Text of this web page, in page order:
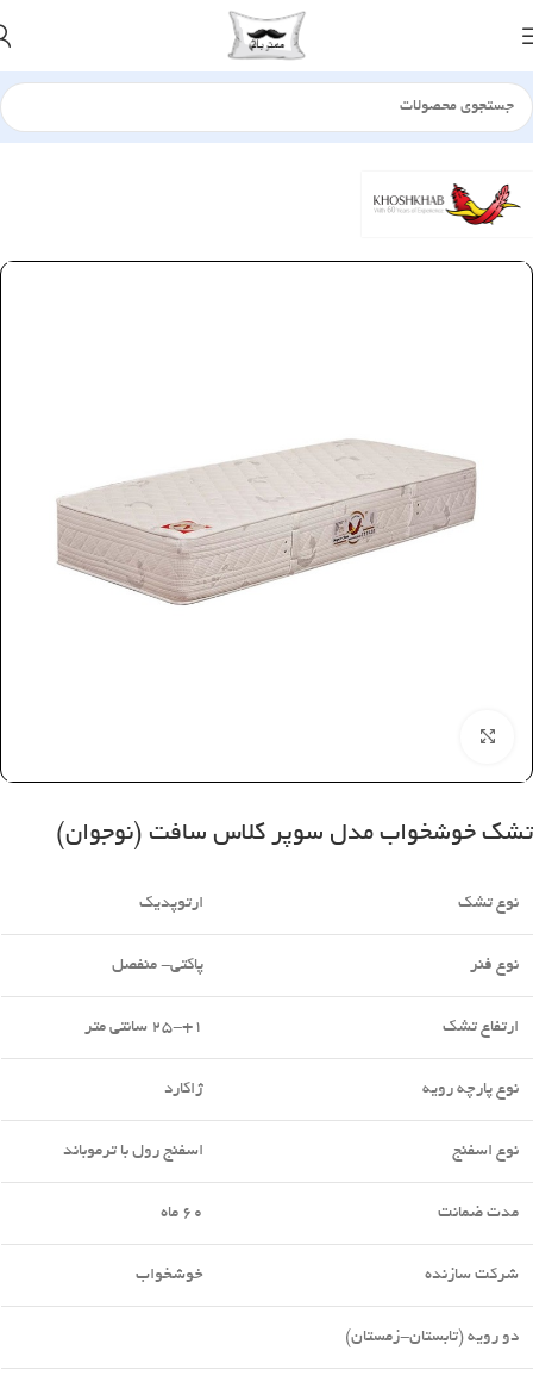
خانه تشک فنر منفصل
تشک خوشخواب مدل سوپر کلاس سافت (نوجوان)
نوع تشک ارتوپدیک
نوع فنر پاکتی- منفصل
ارتفاع تشک 1+-25 سانتی متر
نوع پارچه رویه ژاکارد
نوع اسفنج اسفنج رول با ترموباند
مدت ضمانت 60 ماه
شرکت سازنده خوشخواب
دو رویه (تابستان-زمستان)